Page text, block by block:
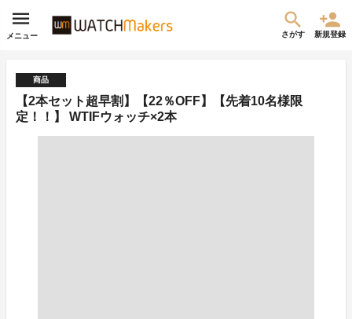
メニュー さがす 新規登録
商品
【2本セット超早割】【22％OFF】【先着10名様限
定！！】 WTIFウォッチ×2本